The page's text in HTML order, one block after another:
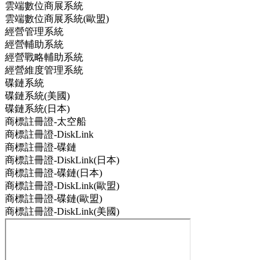
雲端數位商展系統
雲端數位商展系統(歐盟)
經營管理系統
經營輔助系統
經營戰略輔助系統
經營維度管理系統
碟鏈系統
碟鏈系統(美國)
碟鏈系統(日本)
商標註冊證-太空船
商標註冊證-DiskLink
商標註冊證-碟鏈
商標註冊證-DiskLink(日本)
商標註冊證-碟鏈(日本)
商標註冊證-DiskLink(歐盟)
商標註冊證-碟鏈(歐盟)
商標註冊證-DiskLink(美國)